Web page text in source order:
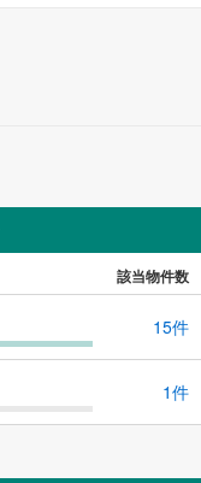
該当物件数
15件
1件